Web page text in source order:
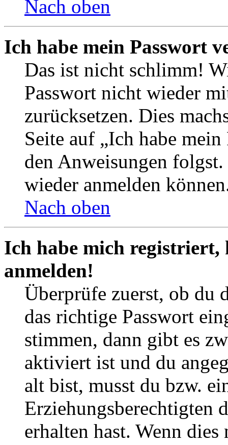
Nach oben
Ich habe mein Passwort
Das ist nicht schlimm!
Passwort nicht wieder
zurücksetzen. Dies
Seite auf „Ich habe
den Anweisungen
wieder anmelden
Nach oben
Ich habe mich
anmelden!
Überprüfe zuerst, ob du
das richtige Passwort
stimmen, dann gibt es
aktiviert ist und du
alt bist, musst du bzw.
Erziehungsberechtigten
erhalten hast. Wenn